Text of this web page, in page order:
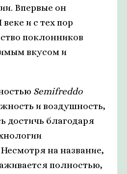
Впервые он
и с тех пор
поклонников
вкусом и
Semifreddo
и воздушность,
достичь благодаря
на название,
полностью,